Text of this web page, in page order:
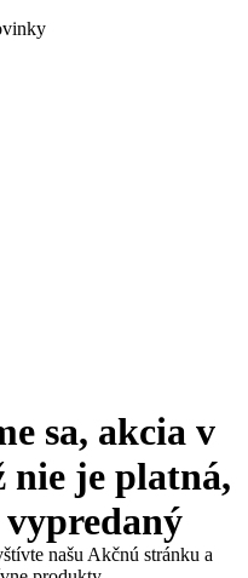
sa, akcia v
je platná,
našu Akčnú stránku a